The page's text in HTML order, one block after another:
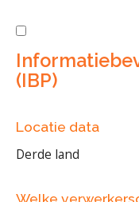
(IBP)
Locatie data
Derde land
Welke